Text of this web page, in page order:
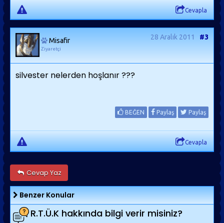
Cevapla
Misafir
Ziyaretçi
28 Aralık 2011 #3
silvester nelerden hoşlanır ???
BEĞEN Paylaş Paylaş
Cevapla
Cevap Yaz
Benzer Konular
R.T.Ü.K hakkında bilgi verir misiniz?